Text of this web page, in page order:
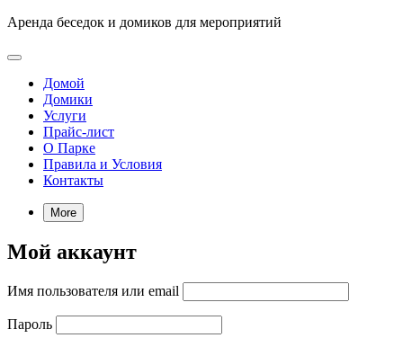
Аренда беседок и домиков для мероприятий
Домой
Домики
Услуги
Прайс-лист
О Парке
Правила и Условия
Контакты
More
Мой аккаунт
Имя пользователя или email
Пароль